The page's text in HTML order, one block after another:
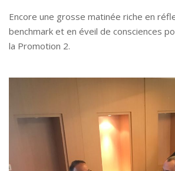
Encore une grosse matinée riche en
benchmark et en éveil de consciences
la Promotion 2.